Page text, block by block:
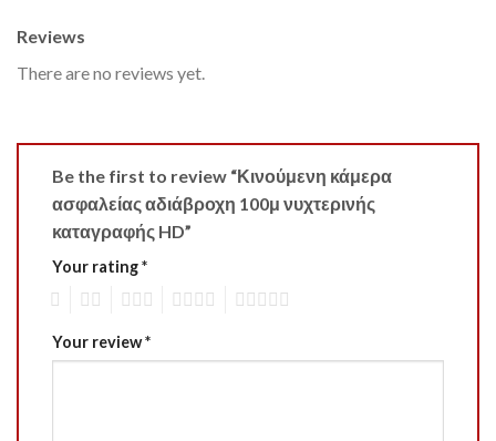
Reviews
There are no reviews yet.
Be the first to review “Κινούμενη κάμερα
ασφαλείας αδιάβροχη 100μ νυχτερινής
καταγραφής HD”
Your rating*
Your review*